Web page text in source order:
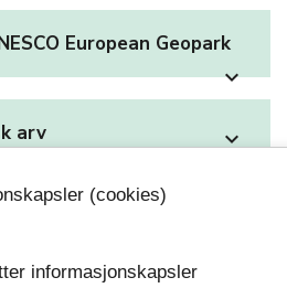
European Geopark
expand_more
arv expand_more
(cookies)
informasjonskapsler